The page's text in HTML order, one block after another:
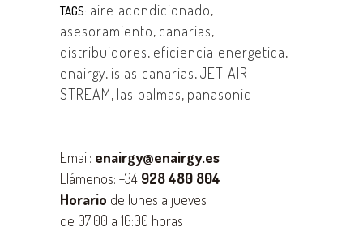
TAGS: aire acondicionado,
asesoramiento, canarias,
distribuidores, eficiencia energetica,
enairgy, islas canarias,JET AIR
STREAM, las palmas, panasonic
Email: enairgy@enairgy.es
Llámenos: +34 928 480 804
Horario de lunes a jueves
de 07:00 a 16:00 horas